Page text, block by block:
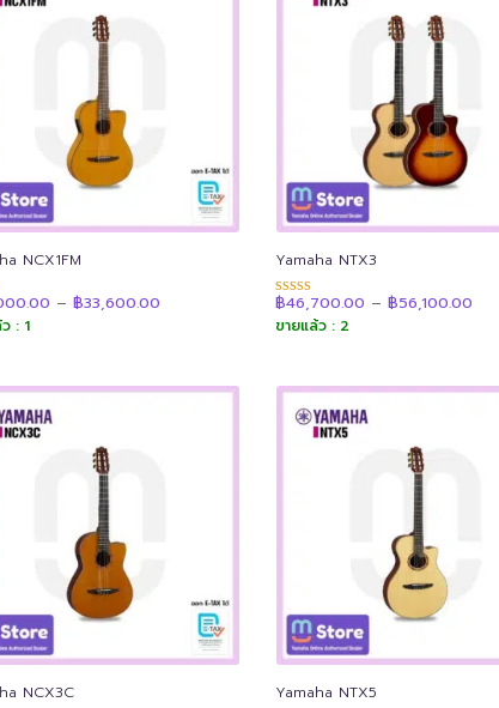
NCX1FM
น
5
– ฿33,600.00
: 1
Yamaha NTX3
ให้คะแนน
ตั้งแต่ 1-5
฿46,700.00 – ฿56,100.00Price
ขายแล้ว : 2
NCX3C Yamaha NTX5